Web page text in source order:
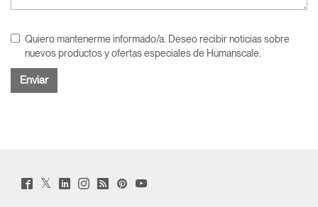
Quiero mantenerme informado/a. Deseo recibir noticias sobre
nuevos productos y ofertas especiales de Humanscale.
Facebook
(opens
Twitter
(opens
LinkedIn
(opens
Instagram
(opens
Humanscale
Blog
PinterstYouTube